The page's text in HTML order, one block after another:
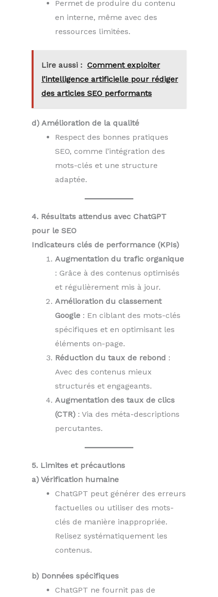
Permet de produire du contenu
en interne, même avec des
ressources limitées.
Lire aussi : Comment exploiter
l’intelligence artificielle pour rédiger
des articles SEO performants
d) Amélioration de la qualité
Respect des bonnes pratiques
SEO, comme l’intégration des
mots-clés et une structure
adaptée.
4. Résultats attendus avec ChatGPT
pour le SEO
Indicateurs clés de performance (KPIs)
Augmentation du trafic organique
: Grâce à des contenus optimisés
et régulièrement mis à jour.
Amélioration du classement
Google : En ciblant des mots-clés
spécifiques et en optimisant les
éléments on-page.
Réduction du taux de rebond :
Avec des contenus mieux
structurés et engageants.
Augmentation des taux de clics
(CTR) : Via des méta-descriptions
percutantes.
5. Limites et précautions
a) Vérification humaine
ChatGPT peut générer des erreurs
factuelles ou utiliser des mots-
clés de manière inappropriée.
Relisez systématiquement les
contenus.
b) Données spécifiques
ChatGPT ne fournit pas de